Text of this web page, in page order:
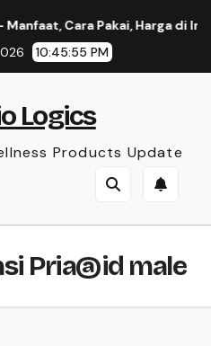
Cara Pakai, Harga di
10:45:55 PM
Logics
Products Update
Pria@id male